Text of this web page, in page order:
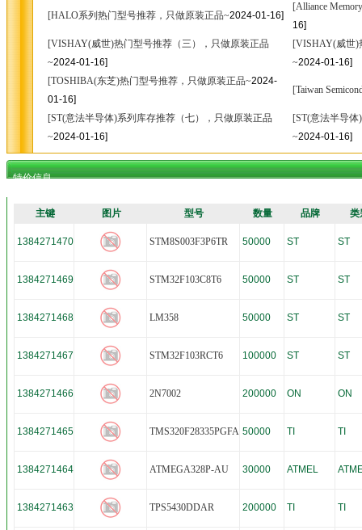
[HALO系列热门型号推荐，只做原装正品~2024-01-16]
[Alliance
16]
[VISHAY(威世)热门型号推荐（三），只做原装正品
~2024-01-16]
[VISHAY(威世)
~2024-01-16]
[TOSHIBA(东芝)热门型号推荐，只做原装正品~2024-
01-16]
[Taiwan
[ST(意法半导体)系列库存推荐（七），只做原装正品
~2024-01-16]
[ST(意法半导
~2024-01-16]
特价信息
主键 图片 型号 数量 品牌 类
1384271470 STM8S003F3P6TR 50000 ST ST
1384271469 STM32F103C8T6 50000 ST ST
1384271468 LM358 50000 ST ST
1384271467 STM32F103RCT6 100000 ST ST
1384271466 2N7002 200000 ON ON
1384271465 TMS320F28335PGFA 50000 TI TI
1384271464 ATMEGA328P-AU 30000 ATMEL
1384271463 TPS5430DDAR 200000 TI TI